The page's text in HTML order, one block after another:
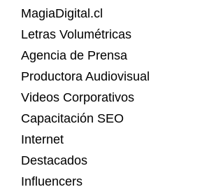
MagiaDigital.cl
Letras Volumétricas
Agencia de Prensa
Productora Audiovisual
Videos Corporativos
Capacitación SEO
Internet
Destacados
Influencers